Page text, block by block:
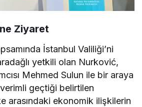
Ziyaret
İstanbul Valiliği’ni
yetkili olan Nurković,
Mehmed Sulun ile bir araya
geçtiği belirtilen
arasındaki ekonomik ilişkilerin